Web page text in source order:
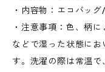
・内容物：エコバッ
・注意事項：色、柄
などで湿った状態に
す。洗濯の際は常温